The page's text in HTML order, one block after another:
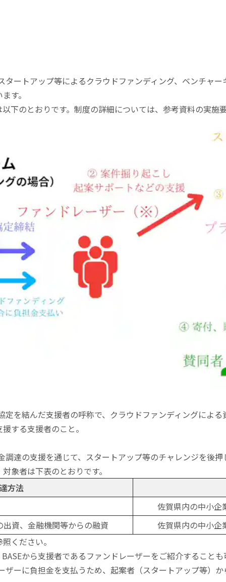
タートアップ等によるクラウドファンディング、ベンチャ
す。
下のとおりです。制度の詳細については、参考資料の実施
を結んだ支援者の呼称で、クラウドファンディングによ
する支援者のこと。
調達の支援を通じて、スタートアップ等のチャレンジを後押
象者は下表のとおりです。
方法
佐賀県内の中小企
資、金融機関等からの融資
佐賀県内の中小企
ください。
から支援者であるファンドレーザーをご紹介することも
ザーに負担金を支払うため、起案者（スタートアップ等）